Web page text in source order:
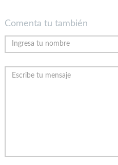
Comenta tu también